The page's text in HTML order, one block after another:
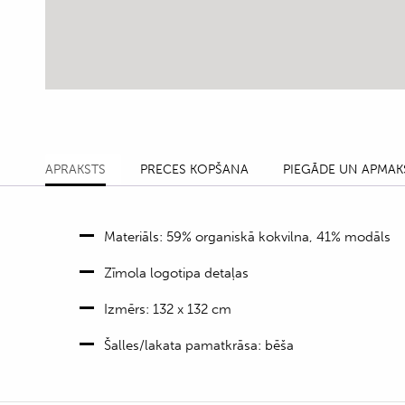
APRAKSTS PRECES KOPŠANA PIEGĀDE UN
Materiāls: 59% organiskā kokvilna, 41% modāls
Zīmola logotipa detaļas
Izmērs: 132 x 132 cm
Šalles/lakata pamatkrāsa: bēša